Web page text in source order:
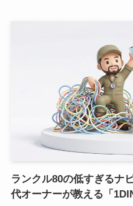
ランクル80の低すぎるナ
代オーナーが教える「